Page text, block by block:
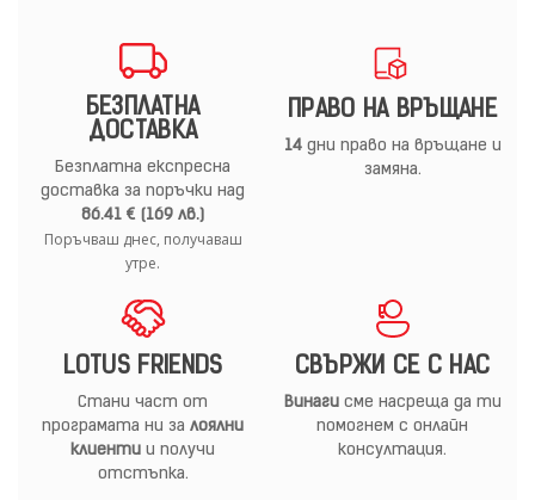
БЕЗПЛАТНА
ДОСТАВКА
Безплатна експресна
доставка за поръчки над
86.41 € (169 лв.)
Поръчваш днес, получаваш
утре.
ПРАВО НА ВРЪЩАНЕ
14дни право на връщане и
замяна.
LOTUS FRIENDS
Стани част от
програмата ни за лоялни
клиенти и получи
отстъпка.
СВЪРЖИ СЕ С НАС
Винагисме насреща да ти
помогнем с онлайн
консултация.